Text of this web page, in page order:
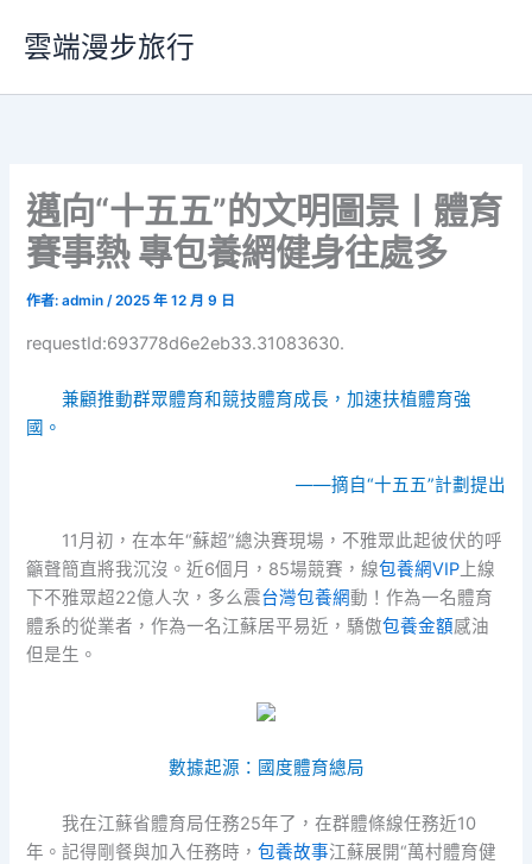
要
雲端漫步旅行
邁向“十五五”的文明圖景丨體育
賽事熱 專包養網健身往處多
作者:admin/2025 年 12 月 9 日
requestId:693778d6e2eb33.31083630.
兼顧推動群眾體育和競技體育成長，加速扶植體育強
國。
——摘自“十五五”計劃提出
11月初，在本年“蘇超”總決賽現場，不雅眾此起彼伏的呼
籲聲簡直將我沉沒。近6個月，85場競賽，線包養網VIP 上線
下不雅眾超22億人次，多么震台灣包養網動！作為一名體育
體系的從業者，作為一名江蘇居平易近，驕傲包養金額感油
但是生。
數據起源：國度體育總局
我在江蘇省體育局任務25年了，在群體條線任務近10
年。記得剛餐與加入任務時，包養故事江蘇展開“萬村體育健